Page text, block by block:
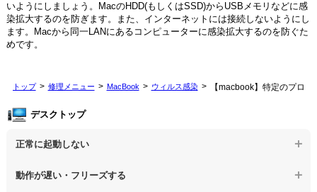
いようにしましょう。MacのHDD(もしくはSSD)からUSBメモリなどに感
染拡大するのを防ぎます。また、インターネットには接続しないようにし
ます。Macから同一LANにあるコンピューターに感染拡大するのを防ぐた
めです。
トップ 修理メニュー MacBook ウィルス感染 【macbook】特定のプロ
デスクトップ
正常に起動しない
【デスクトップPC】電源を押しても反応がない
動作が遅い・フリーズする